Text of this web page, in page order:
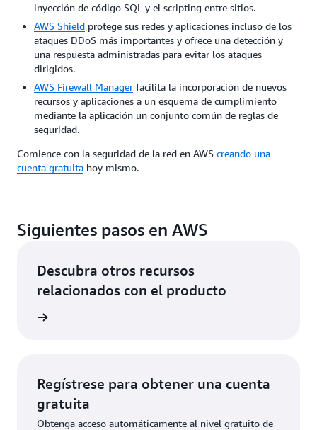
inyección de código SQL y el scripting entre sitios.
AWS Shield protege sus redes y aplicaciones incluso de los
ataques DDoS más importantes y ofrece una detección y
una respuesta administradas para evitar los ataques
dirigidos.
AWS Firewall Manager facilita la incorporación de nuevos
recursos y aplicaciones a un esquema de cumplimiento
mediante la aplicación un conjunto común de reglas de
seguridad.
Comience con la seguridad de la red en AWS creando una
cuenta gratuita hoy mismo.
Siguientes pasos en AWS
Descubra otros recursos
relacionados con el producto
Regístrese para obtener una cuenta
gratuita
Obtenga acceso automáticamente al nivel gratuito de